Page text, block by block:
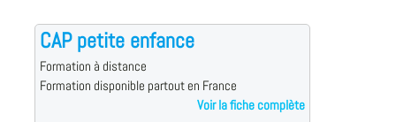
CAP petite enfance
Formation à distance
Formation disponible partout en France
Voir la fiche complète